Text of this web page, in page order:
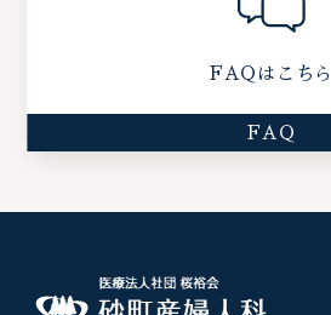
FAQはこちら
FAQ